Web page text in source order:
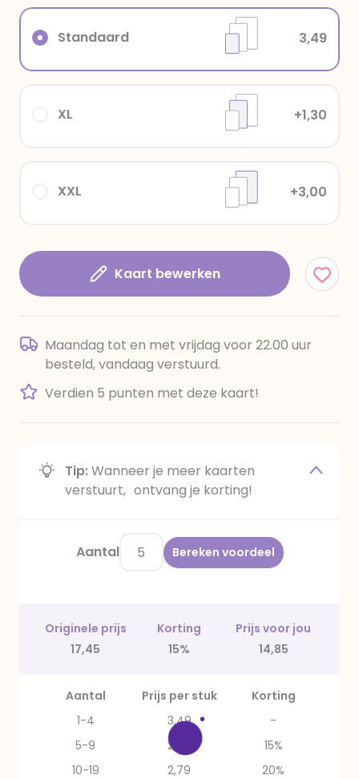
XXL +3,00
XL +1,30
Standaard 3,49
Kaart bewerken
Maandag tot en met vrijdag voor 22.00 uur
besteld, vandaag verstuurd.
Verdien 5 punten met deze kaart!
Tip:Wanneer je meer kaarten
verstuurt, ontvang je korting!
Aantal Bereken voordeel
Originele prijs Korting
Prijs voor jou
17,45
15% 14,85
Aantal Prijs per stuk
Korting
1-4
3,49
-
5-9
2,97
15%
10-19
2,79
20%